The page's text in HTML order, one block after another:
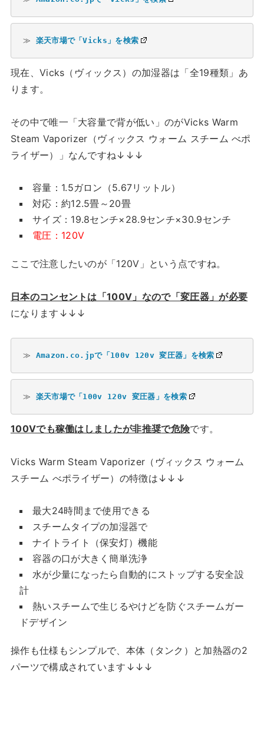
≫ 楽天市場で「Vicks」を検索
現在、Vicks（ヴィックス）の加湿器は「全19種類」あ
ります。
その中で唯一「大容量で背が低い」のがVicks Warm
Steam Vaporizer（ヴィックス ウォーム スチーム べポ
ライザー）」なんですね↓↓↓
容量：1.5ガロン（5.67リットル）
対応：約12.5畳～20畳
サイズ：19.8センチ×28.9センチ×30.9センチ
電圧：120V
ここで注意したいのが「120V」という点ですね。
日本のコンセントは「100V」なので「変圧器」が必要
になります↓↓↓
≫ Amazon.co.jpで「100v 120v 変圧器」を検索
≫ 楽天市場で「100v 120v 変圧器」を検索
100Vでも稼働はしましたが非推奨で危険です。
Vicks Warm Steam Vaporizer（ヴィックス ウォーム
スチーム べポライザー）の特徴は↓↓↓
最大24時間まで使用できる
スチームタイプの加湿器で
ナイトライト（保安灯）機能
容器の口が大きく簡単洗浄
水が少量になったら自動的にストップする安全設
計
熱いスチームで生じるやけどを防ぐスチームガー
ドデザイン
操作も仕様もシンプルで、本体（タンク）と加熱器の2
パーツで構成されています↓↓↓